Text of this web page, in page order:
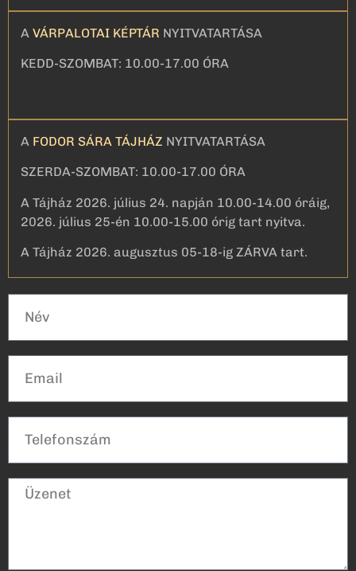
A VÁRPALOTAI KÉPTÁR NYITVATARTÁSA
KEDD-SZOMBAT: 10.00-17.00 ÓRA
A FODOR SÁRA TÁJHÁZ NYITVATARTÁSA
SZERDA-SZOMBAT: 10.00-17.00 ÓRA
A Tájház 2026. július 24. napján 10.00-14.00 óráig,
2026. július 25-én 10.00-15.00 órig tart nyitva.
A Tájház 2026. augusztus 05-18-ig ZÁRVA tart.